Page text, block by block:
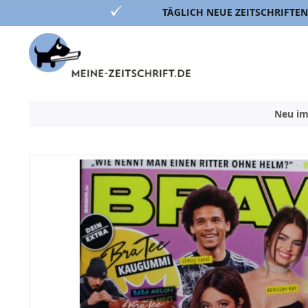
TÄGLICH NEUE ZEITSCHRIFTEN
Inhalt
Neu
Bildergalerie